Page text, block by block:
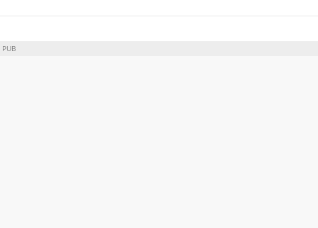
PUB